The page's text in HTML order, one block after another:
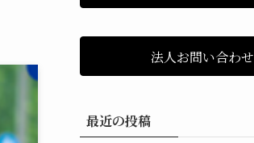
法人お問い合わせ
最近の投稿